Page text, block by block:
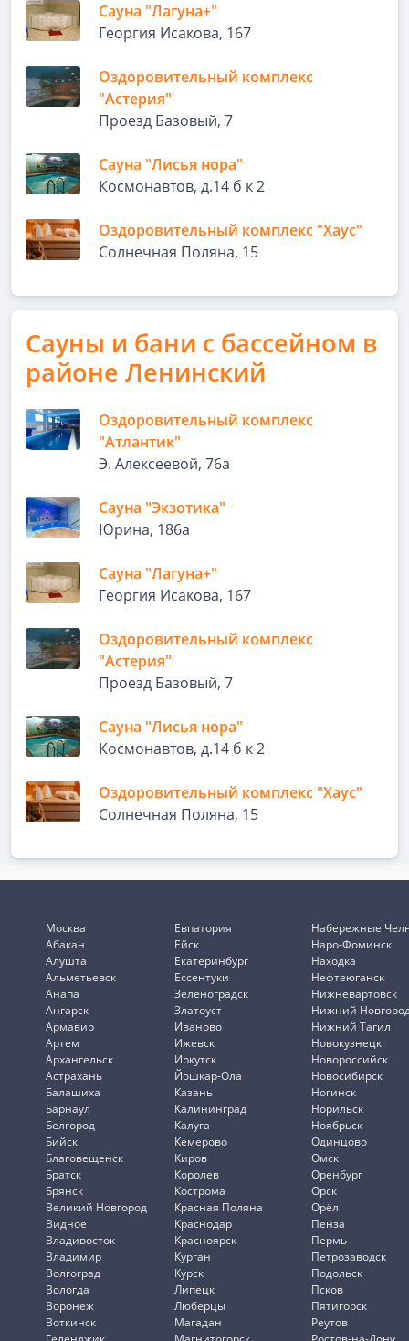
Сауна "Лагуна+"
Георгия Исакова, 167
Оздоровительный комплекс
"Астерия"
Проезд Базовый, 7
Сауна "Лисья нора"
Космонавтов, д.14 б к 2
Оздоровительный комплекс "Хаус"
Солнечная Поляна, 15
Сауны и бани с бассейном в
районе Ленинский
Оздоровительный комплекс
"Атлантик"
Э. Алексеевой, 76а
Сауна "Экзотика"
Юрина, 186а
Сауна "Лагуна+"
Георгия Исакова, 167
Оздоровительный комплекс
"Астерия"
Проезд Базовый, 7
Сауна "Лисья нора"
Космонавтов, д.14 б к 2
Оздоровительный комплекс "Хаус"
Солнечная Поляна, 15
Москва
Абакан
Алушта
Альметьевск
Анапа
Ангарск
Армавир
Артем
Архангельск
Астрахань
Балашиха
Барнаул
Белгород
Бийск
Благовещенск
Братск
Брянск
Великий Новгород
Видное
Владивосток
Владимир
Волгоград
Вологда
Воронеж
Воткинск
Евпатория
Ейск
Екатеринбург
Ессентуки
Зеленоградск
Златоуст
Иваново
Ижевск
Иркутск
Йошкар-Ола
Казань
Калининград
Калуга
Кемерово
Киров
Королев
Кострома
Красная Поляна
Краснодар
Красноярск
Курган
Курск
Липецк
Люберцы
Магадан
Набережные
Наро-Фоминск
Находка
Нефтеюганск
Нижневартовск
Нижний
Нижний Тагил
Новокузнецк
Новороссийск
Новосибирск
Ногинск
Норильск
Ноябрьск
Одинцово
Омск
Оренбург
Орск
Орёл
Пенза
Пермь
Петрозаводск
Подольск
Псков
Пятигорск
Реутов